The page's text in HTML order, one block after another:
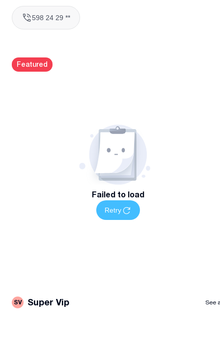
598 24 29 **
Featured
Failed to load
Retry
SV Super Vip See